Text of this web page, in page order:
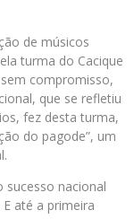
de músicos
turma do Cacique
compromisso,
que se refletiu
fez desta turma,
do pagode”, um
sucesso nacional
até a primeira